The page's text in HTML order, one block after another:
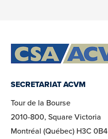
SECRETARIAT ACVM
Tour de la Bourse
2010-800, Square Victoria
Montréal (Québec) H3C 0B4